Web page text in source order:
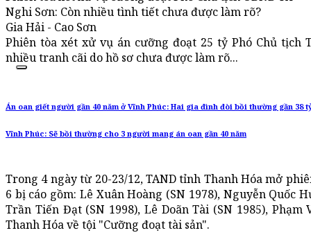
Nghi Sơn: Còn nhiều tình tiết chưa được làm rõ?
Gia Hải - Cao Sơn
Phiên tòa xét xử vụ án cưỡng đoạt 25 tỷ Phó Chủ tịch
nhiều tranh cãi do hồ sơ chưa được làm rõ...
Án oan giết người gần 40 năm ở Vĩnh Phúc: Hai gia đình đòi bồi thường gần 38
Vĩnh Phúc: Sẽ bồi thường cho 3 người mang án oan gần 40 năm
Trong 4 ngày từ 20-23/12, TAND tỉnh Thanh Hóa mở
6 bị cáo gồm: Lê Xuân Hoàng (SN 1978), Nguyễn Quốc
Trần Tiến Đạt (SN 1998), Lê Doãn Tài (SN 1985),
Thanh Hóa về tội "Cưỡng đoạt tài sản".